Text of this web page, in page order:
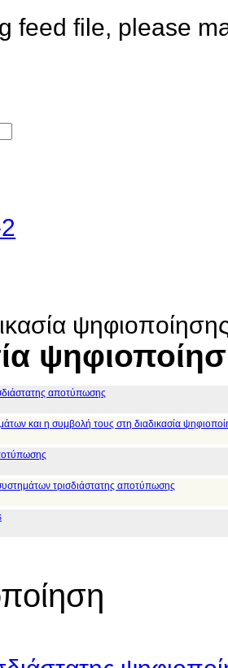
feed file, please
αποτύπωσης
και η συμβολή τους στη διαδικασία
τρισδιάστατης αποτύπωσης